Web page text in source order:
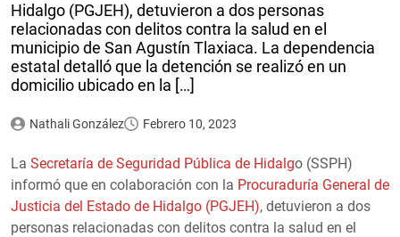
Hidalgo (PGJEH), detuvieron a dos personas
relacionadas con delitos contra la salud en el
municipio de San Agustín Tlaxiaca. La dependencia
estatal detalló que la detención se realizó en un
domicilio ubicado en la […]
Nathali González Febrero 10, 2023
La Secretaría de Seguridad Pública de Hidalgo (SSPH)
informó que en colaboración con la Procuraduría General de
Justicia del Estado de Hidalgo (PGJEH), detuvieron a dos
personas relacionadas con delitos contra la salud en el